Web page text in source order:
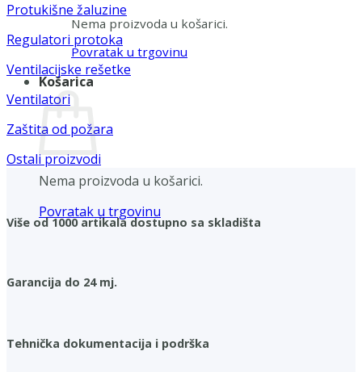
Nema proizvoda u košarici.
Povratak u trgovinu
Košarica
Nema proizvoda u košarici.
Povratak u trgovinu
Protukišne žaluzine
Regulatori protoka
Ventilacijske rešetke
Ventilatori
Zaštita od požara
Ostali proizvodi
Više od 1000 artikala dostupno sa skladišta
Garancija do 24 mj.
Tehnička dokumentacija i podrška